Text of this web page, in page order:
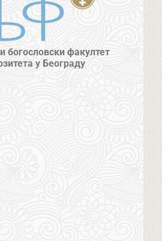
богословски факултет
у Београду